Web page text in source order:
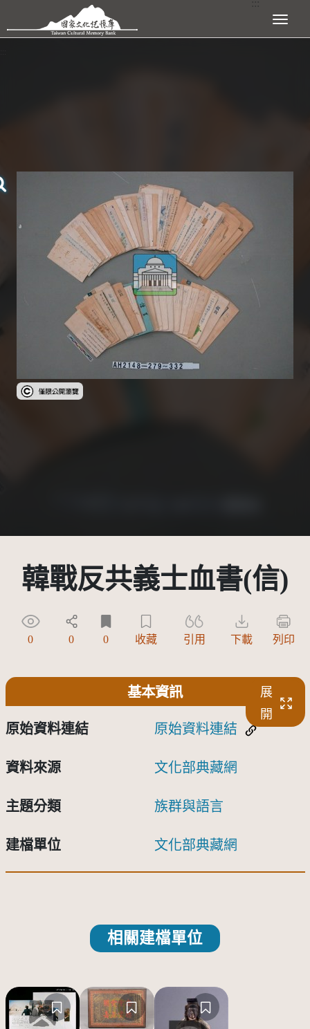
跳到主要內容區塊 展開選單
受著作權法保護-僅限於本平台有限度公開瀏覽
韓戰反共義士血書(信)
0 0 0 收藏 引用 下載 列印
基本資訊
展
開
原始資料連結 原始資料連結
資料來源 文化部典藏網
主題分類 族群與語言
建檔單位 文化部典藏網
相關建檔單位